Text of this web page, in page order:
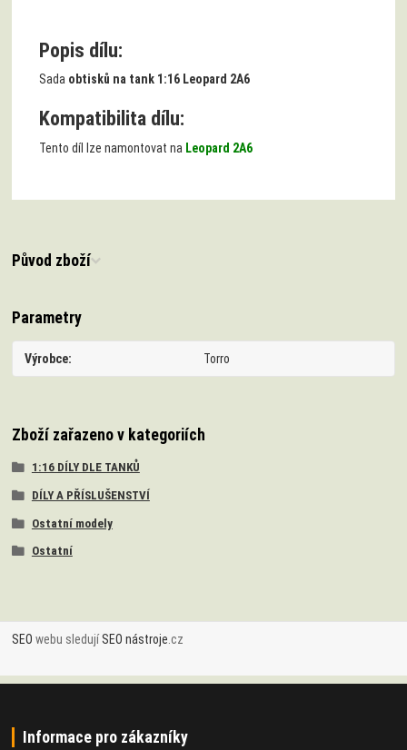
Popis dílu:
Sada obtisků na tank 1:16 Leopard 2A6
Kompatibilita dílu:
Tento díl lze namontovat na Leopard 2A6
Původ zboží
Parametry
Výrobce Torro
Zboží zařazeno v kategoriích
1:16 DÍLY DLE TANKŮ
DÍLY A PŘÍSLUŠENSTVÍ
Ostatní modely
Ostatní
SEO webu sledujíSEO nástroje .cz
Informace pro zákazníky